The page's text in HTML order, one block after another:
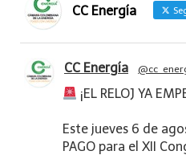
CC Energía
CC Energía
¡EL RELOJ YA
Este jueves 6 de
PAGO para el XII